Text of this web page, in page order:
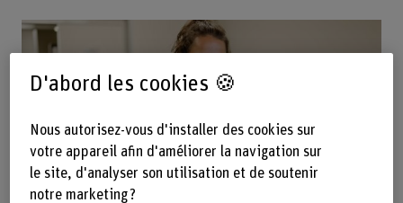
D'abord les cookies 🍪
Nous autorisez-vous d'installer des cookies sur
votre appareil afin d'améliorer la navigation sur
le site, d'analyser son utilisation et de soutenir
notre marketing ?